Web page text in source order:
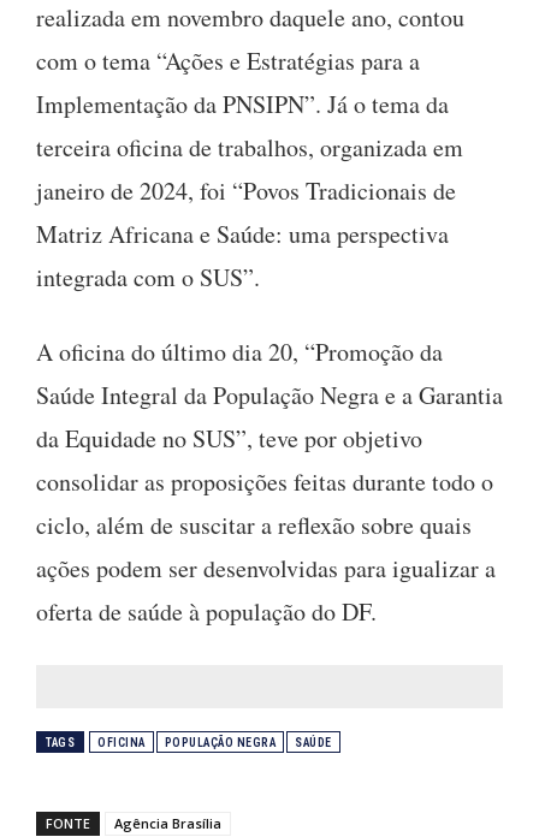
realizada em novembro daquele ano, contou
com o tema “Ações e Estratégias para a
Implementação da PNSIPN”. Já o tema da
terceira oficina de trabalhos, organizada em
janeiro de 2024, foi “Povos Tradicionais de
Matriz Africana e Saúde: uma perspectiva
integrada com o SUS”.
A oficina do último dia 20, “Promoção da
Saúde Integral da População Negra e a Garantia
da Equidade no SUS”, teve por objetivo
consolidar as proposições feitas durante todo o
ciclo, além de suscitar a reflexão sobre quais
ações podem ser desenvolvidas para igualizar a
oferta de saúde à população do DF.
TAGS OFICINA POPULAÇÃO NEGRA SAÚDE
FONTE Agência Brasília